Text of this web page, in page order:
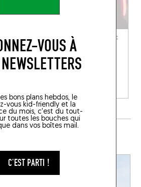
VOUS À
bons plans hebdos, le
vous kid-friendly et la
du mois, c'est du tout-
toutes les bouches qui
dans vos boîtes mail.
C'EST PARTI !
:
Au régal des oreilles :
Aurélien Jacob de
Super5